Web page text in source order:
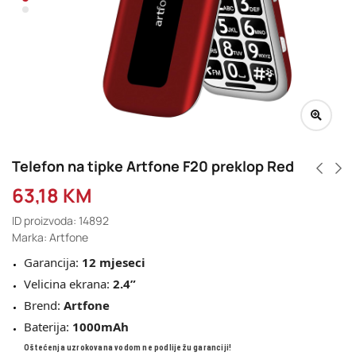
Telefon na tipke Artfone F20 preklop Red
63,18 KM
ID proizvoda: 14892
Marka: Artfone
Garancija: 12 mjeseci
Velicina ekrana: 2.4”
Brend: Artfone
Baterija: 1000mAh
Oštećenja uzrokovana vodom ne podliježu garanciji!